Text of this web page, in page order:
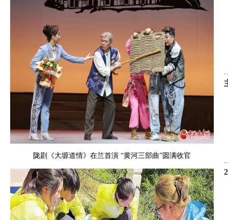
陇剧《大塬道情》在兰首演 “黄河三部曲”圆满收官